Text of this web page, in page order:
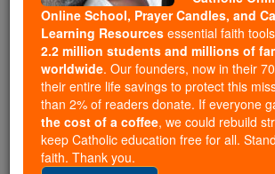
Dear readers,
wasde-
for our pro-life
shut down our
Online, Catholic Online School, Prayer
Catholic Online Learning Resources
tools serving over2.2 million students
families worldwide. Our founders, now
Online School, Prayer Candles, and
Learning Resources essential faith
2.2 million students and millions of
worldwide. Our founders, now in their
their entire life savings to protect this
than 2% of readers donate. If everyone
the cost of a coffee, we could rebuild
keep Catholic education free for all.
faith. Thank you.